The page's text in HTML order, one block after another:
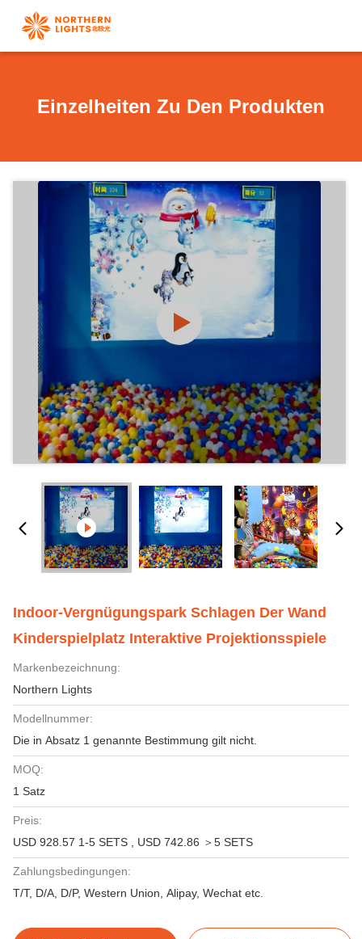
Einzelheiten Zu Den Produkten
Indoor-Vergnügungspark Schlagen Der Wand
Kinderspielplatz Interaktive Projektionsspiele
Markenbezeichnung:
Northern Lights
Modellnummer:
Die in Absatz 1 genannte Bestimmung gilt nicht.
MOQ:
1 Satz
Preis:
USD 928.57 1-5 SETS , USD 742.86 ＞5 SETS
Zahlungsbedingungen:
T/T, D/A, D/P, Western Union, Alipay, Wechat etc.